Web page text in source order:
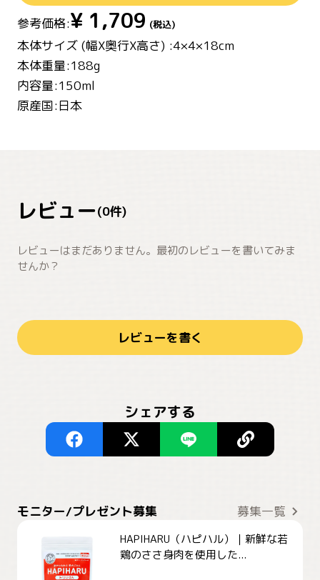
参考価格:¥ 1,709 (税込)
本体サイズ (幅X奥行X高さ) :4×4×18cm
本体重量:188g
内容量:150ml
原産国:日本
レビュー(0件)
レビューはまだありません。最初のレビューを書いてみま
せんか？
レビューを書く
シェアする
モニター/プレゼント募集 募集一覧
HAPIHARU（ハピハル）｜新鮮な若
鶏のささ身肉を使用した...